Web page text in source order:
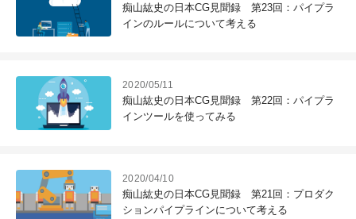
痴山紘史の日本CG見聞録 第23回：パイプラ
インのルールについて考える
2020/05/11
痴山紘史の日本CG見聞録 第22回：パイプラ
インツールを使ってみる
2020/04/10
痴山紘史の日本CG見聞録 第21回：プロダク
ションパイプラインについて考える